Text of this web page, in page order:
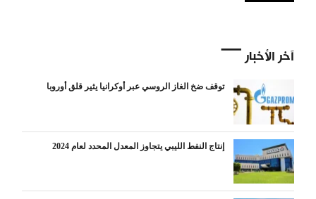
آخر الأخبار
توقف ضخ الغاز الروسي عبر أوكرانيا يثير قلق أوروبا
إنتاج النفط الليبي يتجاوز المعدل المحدد لعام 2024